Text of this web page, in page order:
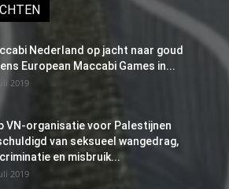
Nederland op jacht naar goud
European Maccabi Games in...
2019
VN-organisatie voor Palestijnen
van seksueel wangedrag,
en misbruik...
2019